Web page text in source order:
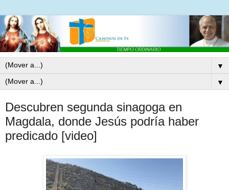
▼
▼
Descubren segunda sinagoga en
Magdala, donde Jesús podría haber
predicado [video]